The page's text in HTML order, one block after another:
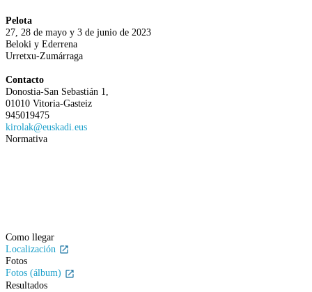
Pelota
27, 28 de mayo y 3 de junio de 2023
Beloki y Ederrena
Urretxu-Zumárraga
Contacto
Donostia-San Sebastián 1,
01010 Vitoria-Gasteiz
945019475
kirolak@euskadi.eus
Normativa
Como llegar
Localización
Fotos
Fotos (álbum)
Resultados